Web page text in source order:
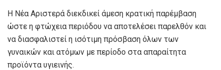
Η Νέα Αριστερά διεκδικεί άμεση κρατική παρέμβαση
ώστε η φτώχεια περιόδου να αποτελέσει παρελθόν και
να διασφαλιστεί η ισότιμη πρόσβαση όλων των
γυναικών και ατόμων με περίοδο στα απαραίτητα
προϊόντα υγιεινής.